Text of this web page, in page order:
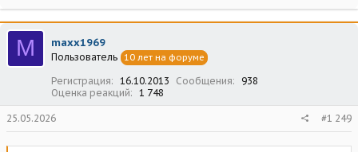
а
к
ц
и
и
M maxx1969
Пользователь 10 лет на форуме
Регистрация 16.10.2013 Сообщения
938
Оценка реакций
1 748
25.05.2026 #1 249